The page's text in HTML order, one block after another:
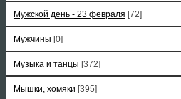
Мужской день - 23 февраля [72]
Мужчины [0]
Музыка и танцы [372]
Мышки, хомяки [395]